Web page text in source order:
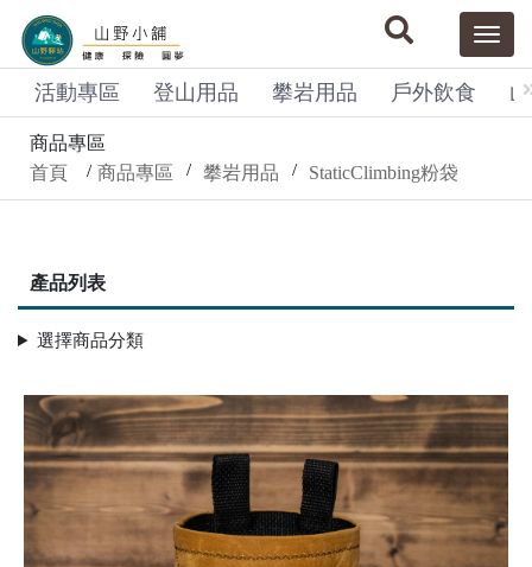
活動專區 登山用品 攀岩用品 戶外飲食
商品專區
首頁
商品專區 攀岩用品 StaticClimbing粉袋
產品列表
選擇商品分類